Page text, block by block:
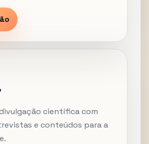
científica com
e conteúdos para a